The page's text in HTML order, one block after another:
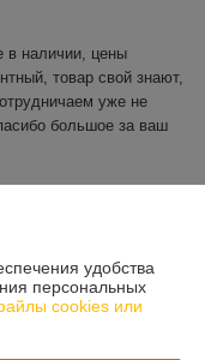
в наличии, цены
товар свой знают,
уже не
большое за ваш
удобства
персональных
cookies или